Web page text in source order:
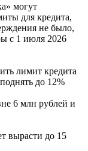
могут
для кредита,
не было,
с 1 июля 2026
лимит кредита
до 12%
6 млн рублей и
вырасти до 15